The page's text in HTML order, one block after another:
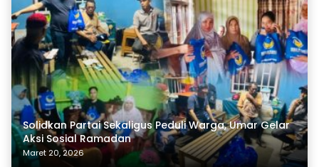
Solidkan Partai Sekaligus Peduli Warga, Umar Gelar
Aksi Sosial Ramadan
Maret 20, 2026